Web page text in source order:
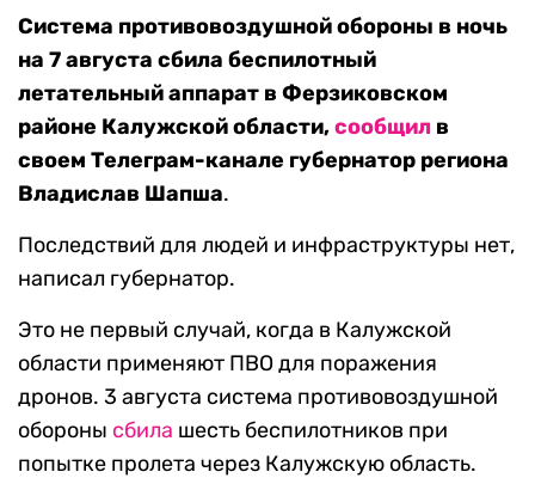
Система противовоздушной обороны в ночь
на 7 августа сбила беспилотный
летательный аппарат в Ферзиковском
районе Калужской области,сообщил в
своем Телеграм-канале губернатор региона
Владислав Шапша.
Последствий для людей и инфраструктуры нет,
написал губернатор.
Это не первый случай, когда в Калужской
области применяют ПВО для поражения
дронов. 3 августа система противовоздушной
обороны сбила шесть беспилотников при
попытке пролета через Калужскую область.